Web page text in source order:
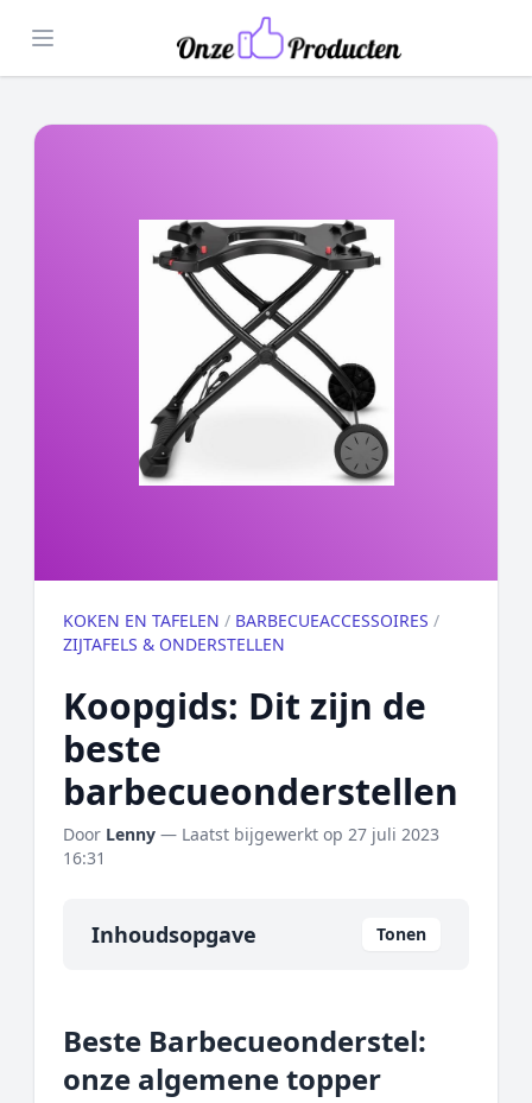
Open menu
KOKEN EN TAFELEN / BARBECUEACCESSOIRES /
ZIJTAFELS & ONDERSTELLEN
Koopgids: Dit zijn de
beste
barbecueonderstellen
Door Lenny — Laatst bijgewerkt op 27 juli 2023
16:31
Inhoudsopgave Tonen
Onze algemene topper
Prijs topper
Beste Barbecueonderstel:
onze algemene topper